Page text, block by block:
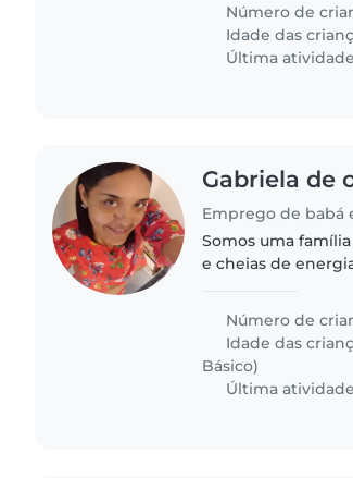
Número de
Idade das
Última
Gabriela de
Emprego de babá
Somos uma
e cheias de
Número de
Idade das
Básico)
Última